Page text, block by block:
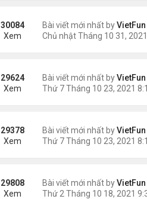
Bài viết mới nhất byVietFun
30084
Xem
Bài viết mới nhất byVietFun
29624
Xem
Bài viết mới nhất byVietFun
29378
Xem
Bài viết mới nhất byVietFun
29808
Xem